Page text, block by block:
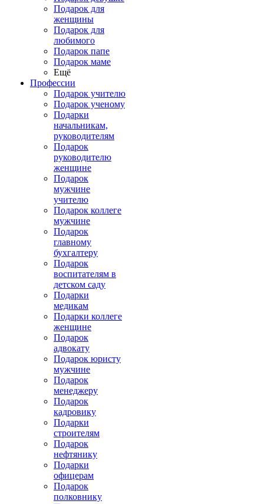
Подарок для
женщины
Подарок для
любимого
Подарок папе
Подарок маме
Ещё
Профессии
Подарок учителю
Подарок ученому
Подарки
начальникам,
руководителям
Подарок
руководителю
женщине
Подарок
мужчине
учителю
Подарок коллеге
мужчине
Подарок
главному
бухгалтеру
Подарок
воспитателям в
детском саду
Подарки
медикам
Подарки коллеге
женщине
Подарок
адвокату
Подарок юристу
мужчине
Подарок
менеджеру
Подарок
кадровику
Подарки
строителям
Подарок
нефтянику
Подарки
офицерам
Подарок
полковнику